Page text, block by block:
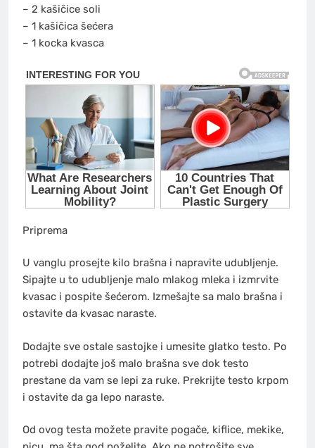
– 2 kašičice soli
– 1 kašičica šećera
– 1 kocka kvasca
Priprema
U vanglu prosejte kilo brašna i napravite udubljenje.
Sipajte u to udubljenje malo mlakog mleka i izmrvite
kvasac i pospite šećerom. Izmešajte sa malo brašna i
ostavite da kvasac naraste.
Dodajte sve ostale sastojke i umesite glatko testo. Po
potrebi dodajte još malo brašna sve dok testo
prestane da vam se lepi za ruke. Prekrijte testo krpom
i ostavite da ga lepo naraste.
Od ovog testa možete pravite pogače, kiflice, mekike,